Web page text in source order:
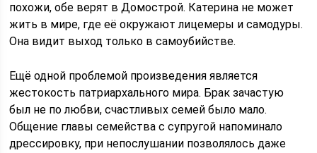
похожи, обе верят в Домострой. Катерина не может
жить в мире, где её окружают лицемеры и самодуры.
Она видит выход только в самоубийстве.
Ещё одной проблемой произведения является
жестокость патриархального мира. Брак зачастую
был не по любви, счастливых семей было мало.
Общение главы семейства с супругой напоминало
дрессировку, при непослушании позволялось даже